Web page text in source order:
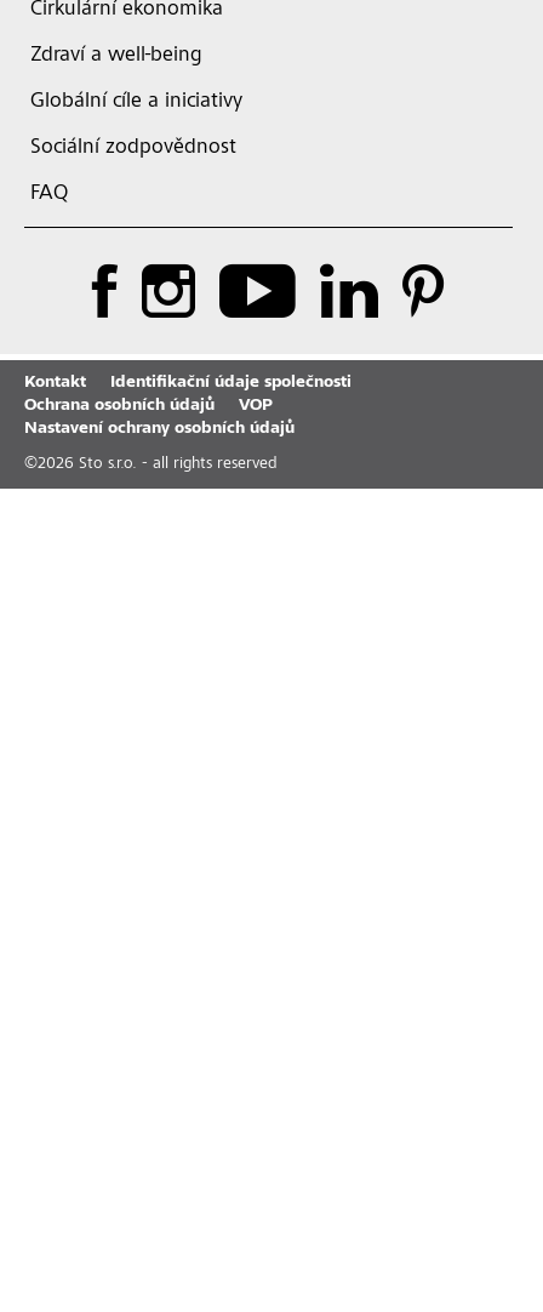
Cirkulární ekonomika
Zdraví a well-being
Globální cíle a iniciativy
Sociální zodpovědnost
FAQ
Kontakt
Identifikační údaje společnosti
Ochrana osobních údajů
VOP
Nastavení ochrany osobních údajů
©2026 Sto s.r.o. - all rights reserved